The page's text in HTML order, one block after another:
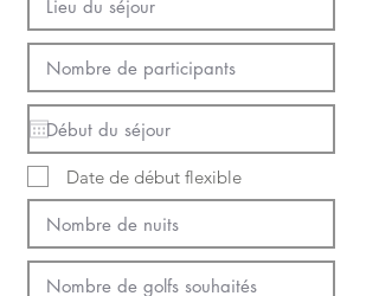
Date de début flexible